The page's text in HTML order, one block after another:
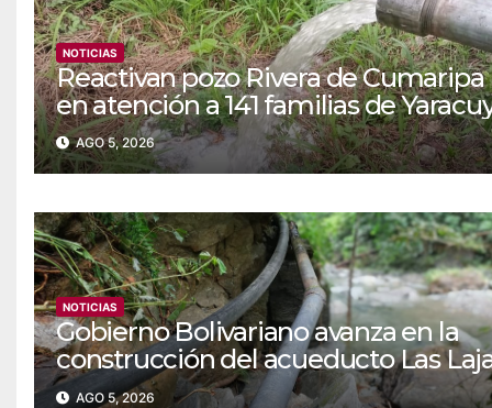
NOTICIAS
Reactivan pozo Rivera de Cumaripa
en atención a 141 familias de
AGO 5, 2026
NOTICIAS
‎Gobierno Bolivariano avanza en la
construcción del acueducto Las
en Yaracuy
AGO 5, 2026